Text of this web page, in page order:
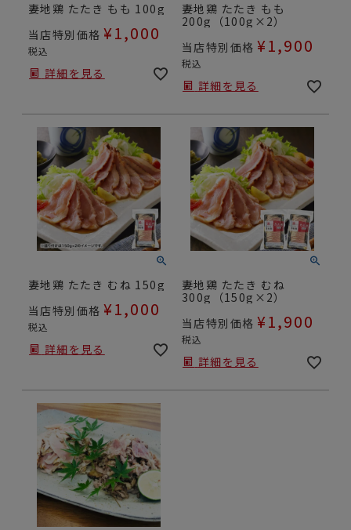
妻地鶏 たたき もも 100g
当店特別価格 ¥1,000
税込
詳細を見る
妻地鶏 たたき もも
200g（100g×2）
当店特別価格 ¥1,900
税込
詳細を見る
妻地鶏 たたき むね 150g
当店特別価格 ¥1,000
税込
詳細を見る
妻地鶏 たたき むね
300g（150g×2）
当店特別価格 ¥1,900
税込
詳細を見る